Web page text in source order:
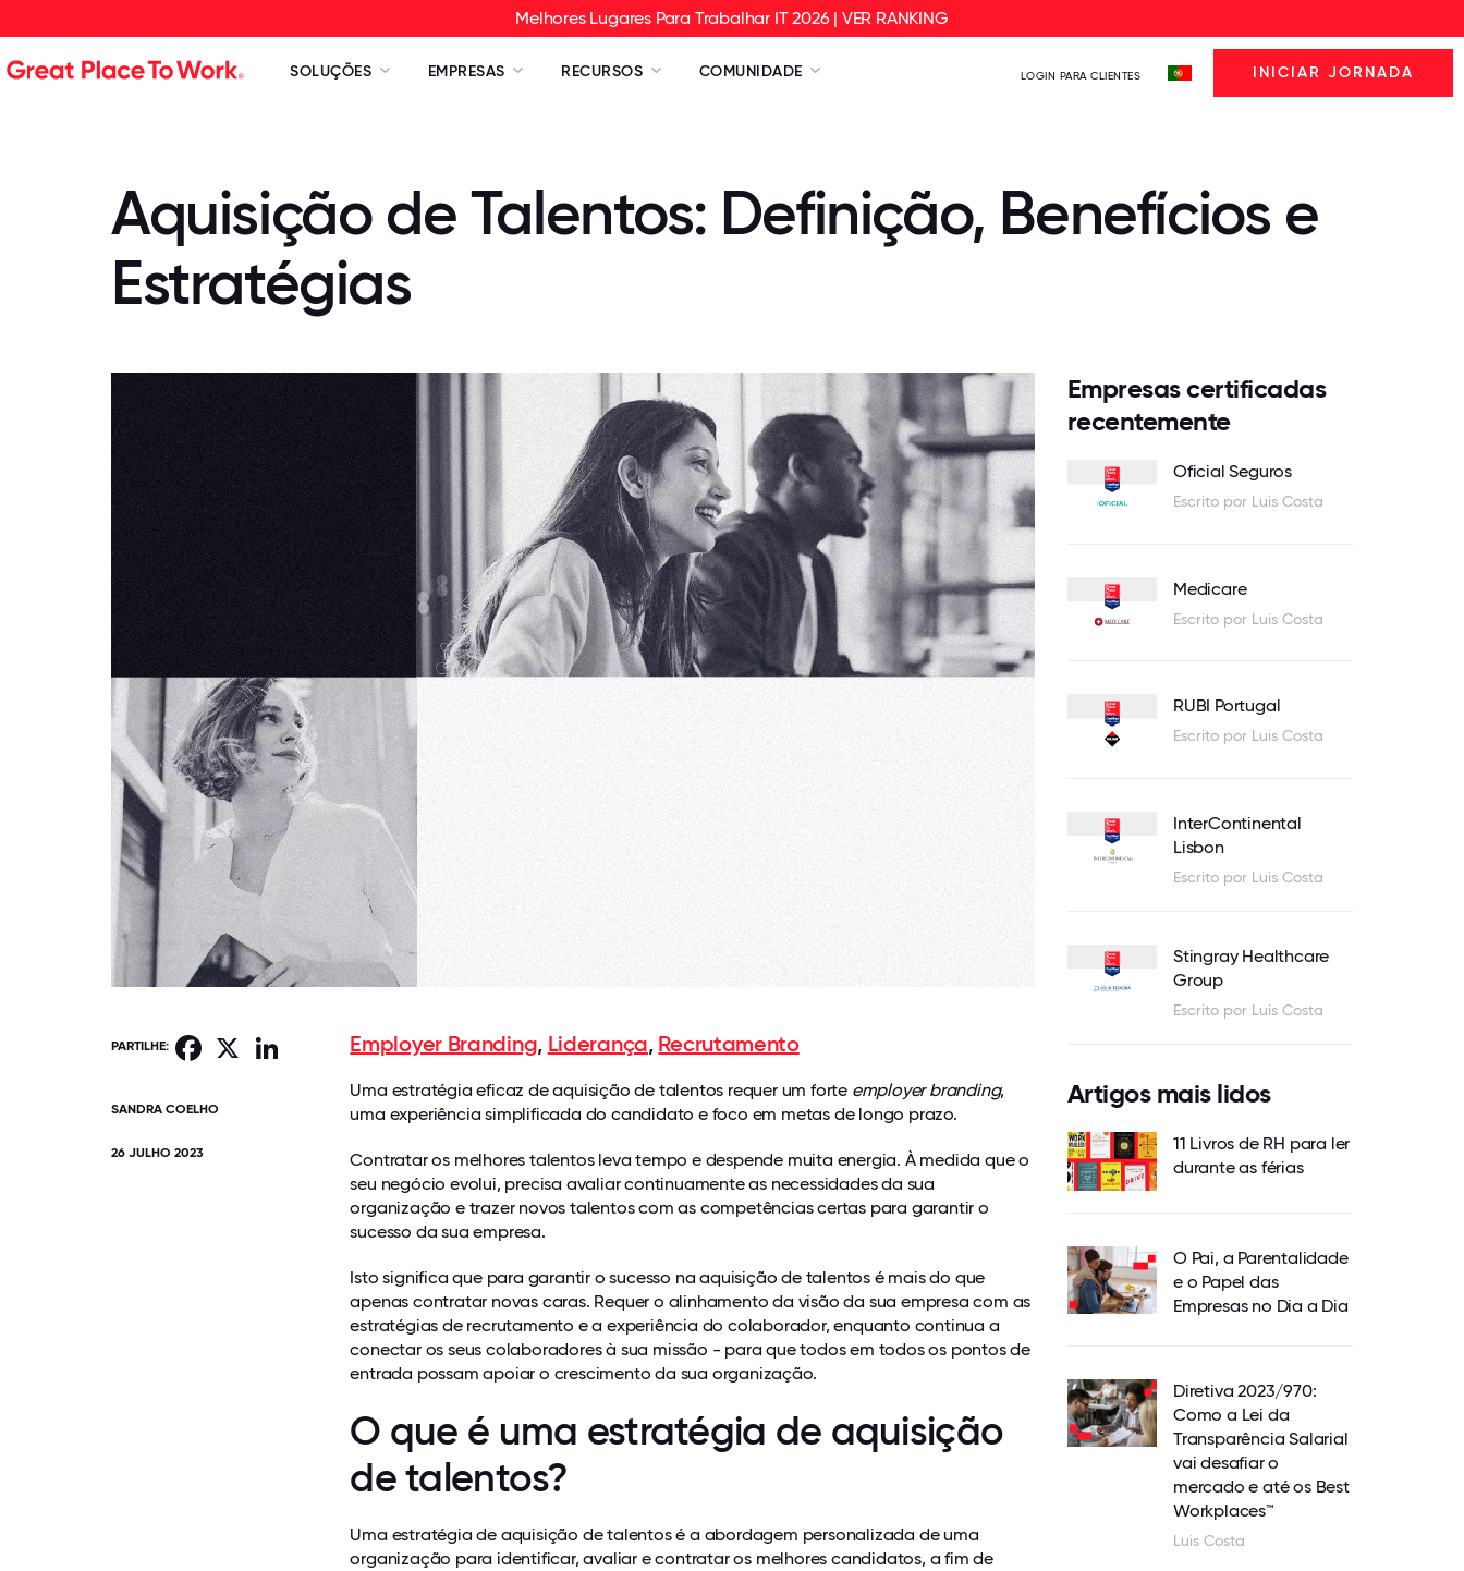
Melhores Lugares Para Trabalhar IT 2026 | VER RANKING
SOLUÇÕES EMPRESAS RECURSOS COMUNIDADE LOGIN PARA CLIENTES INICIAR JORNADA
Aquisição de Talentos: Definição, Benefícios e
Estratégias
PARTILHE: Facebook
SANDRA COELHO
26 JULHO 2023
Employer Branding, Liderança, Recrutamento
Uma estratégia eficaz de aquisição de talentos requer um forte employer branding,
uma experiência simplificada do candidato e foco em metas de longo prazo.
Contratar os melhores talentos leva tempo e despende muita energia. À medida que o
seu negócio evolui, precisa avaliar continuamente as necessidades da sua
organização e trazer novos talentos com as competências certas para garantir o
sucesso da sua empresa.
Isto significa que para garantir o sucesso na aquisição de talentos é mais do que
apenas contratar novas caras. Requer o alinhamento da visão da sua empresa com as
estratégias de recrutamento e a experiência do colaborador, enquanto continua a
conectar os seus colaboradores à sua missão - para que todos em todos os pontos de
entrada possam apoiar o crescimento da sua organização.
O que é uma estratégia de aquisição
de talentos?
Uma estratégia de aquisição de talentos é a abordagem personalizada de uma
organização para identificar, avaliar e contratar os melhores candidatos, a fim de
Empresas certificadas
recentemente
Oficial Seguros
Escrito por Luis Costa
Medicare
Escrito por Luis Costa
RUBI Portugal
Escrito por Luis Costa
InterContinental
Lisbon
Escrito por Luis Costa
Stingray Healthcare
Group
Escrito por Luis Costa
Artigos mais lidos
11 Livros de RH para ler
durante as férias
O Pai, a Parentalidade
e o Papel das
Empresas no Dia a Dia
Diretiva 2023/970:
Como a Lei da
Transparência Salarial
vai desafiar o
mercado e até os Best
Workplaces™
Luis Costa